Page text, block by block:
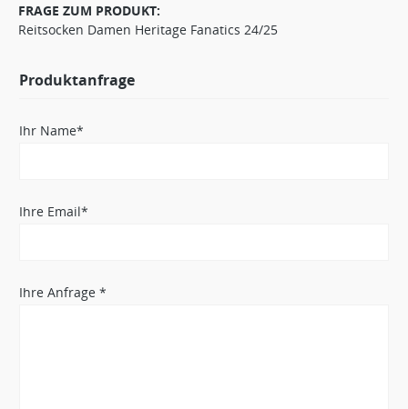
FRAGE ZUM PRODUKT:
Reitsocken Damen Heritage Fanatics 24/25
Produktanfrage
Ihr Name*
Ihre Email*
Ihre Anfrage *